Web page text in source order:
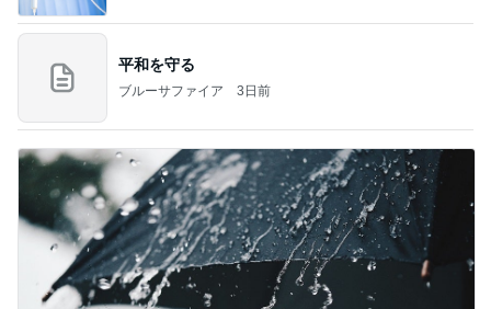
平和を守る
ブルーサファイア 3日前